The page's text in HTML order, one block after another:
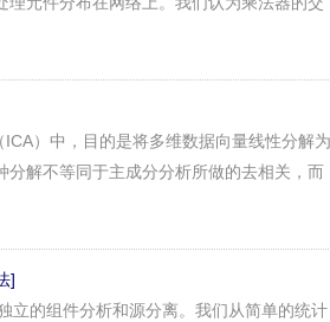
）中，目的是将多维数据向量线性分解为
解不等同于主成分分析所做的去相关，而
]
立的组件分析和源分离。我们从简单的统计